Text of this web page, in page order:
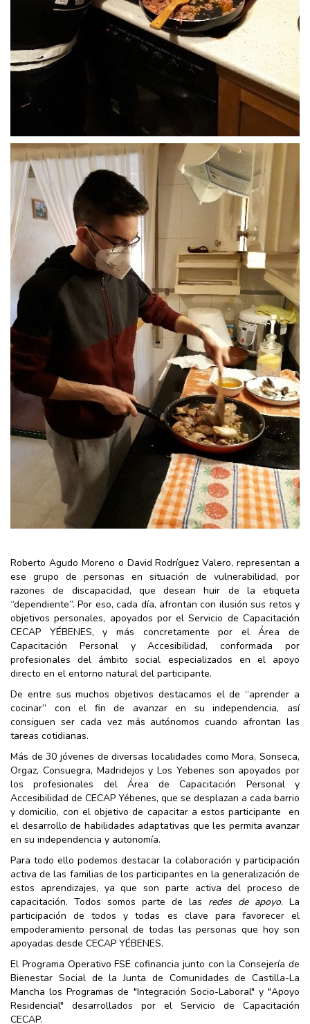
Roberto Agudo Moreno o David Rodríguez Valero, representan a
ese grupo de personas en situación de vulnerabilidad, por
razones de discapacidad, que desean huir de la etiqueta
“dependiente”. Por eso, cada día, afrontan con ilusión sus retos y
objetivos personales, apoyados por el Servicio de Capacitación
CECAP YÉBENES, y más concretamente por el Área de
Capacitación Personal y Accesibilidad, conformada por
profesionales del ámbito social especializados en el apoyo
directo en el entorno natural del participante.
De entre sus muchos objetivos destacamos el de “aprender a
cocinar” con el fin de avanzar en su independencia, así
consiguen ser cada vez más autónomos cuando afrontan las
tareas cotidianas.
Más de 30 jóvenes de diversas localidades como Mora, Sonseca,
Orgaz, Consuegra, Madridejos y Los Yebenes son apoyados por
los profesionales del Área de Capacitación Personal y
Accesibilidad de CECAP Yébenes, que se desplazan a cada barrio
y domicilio, con el objetivo de capacitar a estos participante en
el desarrollo de habilidades adaptativas que les permita avanzar
en su independencia y autonomía.
Para todo ello podemos destacar la colaboración y participación
activa de las familias de los participantes en la generalización de
estos aprendizajes, ya que son parte activa del proceso de
capacitación. Todos somos parte de las redes de apoyo. La
participación de todos y todas es clave para favorecer el
empoderamiento personal de todas las personas que hoy son
apoyadas desde CECAP YÉBENES.
El Programa Operativo FSE cofinancia junto con la Consejería de
Bienestar Social de la Junta de Comunidades de Castilla-La
Mancha los Programas de "Integración Socio-Laboral" y "Apoyo
Residencial" desarrollados por el Servicio de Capacitación
CECAP.